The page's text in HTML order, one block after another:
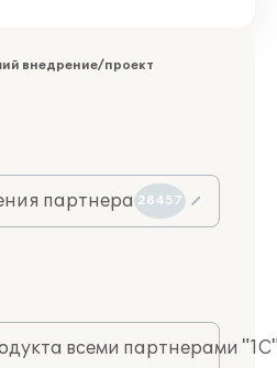
внедрение/проект
партнера 28457
всеми партнерами